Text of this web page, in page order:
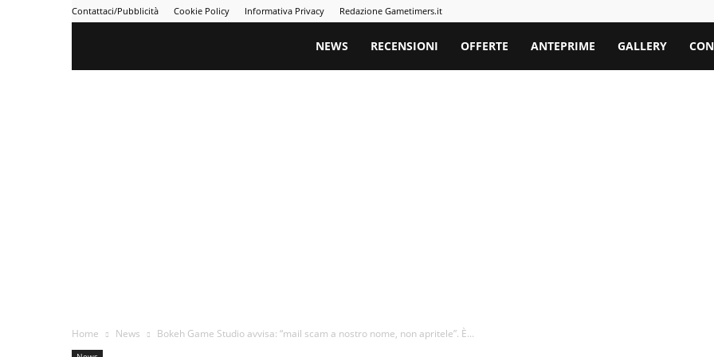
Contattaci/Pubblicità Cookie Policy Informativa Privacy Redazione Gametimers.it
Gametimers
NEWS RECENSIONI OFFERTE ANTEPRIME GALLERY
Home News Bokeh Game Studio avvisa: “mail scam a nostro nome, non apritele”. È...